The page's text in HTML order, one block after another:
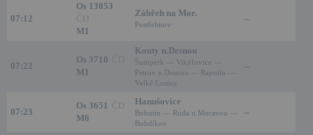
07:12
Os 13053
ČD
M1
Zábřeh na Mor.
Postřelmov
–
07:22
Os 3710
M1
Kouty n.Desnou
Šumperk — Vikýřovice —
Petrov n.Desnou — Rapotín —
Velké Losiny
–
07:23
Os 3651 ČD
M6
Hanušovice
Bohutín — Ruda n.Moravou —
Bohdíkov
–